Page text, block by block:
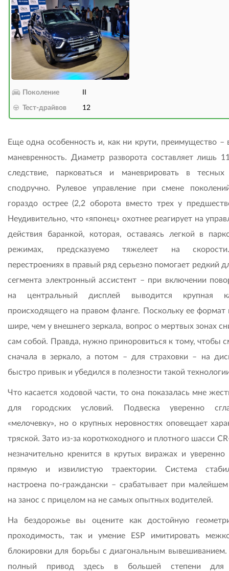
Поколение
Тест-драйвов 12
Еще одна особенность и, как ни крути, преимущество –
маневренность. Диаметр разворота составляет лишь
следствие, парковаться и маневрировать в тесных
сподручно. Рулевое управление при смене
гораздо острее (2,2 оборота вместо трех у
Неудивительно, что «японец» охотнее реагирует на
действия баранкой, которая, оставаясь легкой в
режимах, предсказуемо тяжелеет на
перестроениях в правый ряд серьезно помогает редкий
сегмента электронный ассистент – при включении
на центральный дисплей выводится крупная
происходящего на правом фланге. Поскольку ее формат
шире, чем у внешнего зеркала, вопрос о мертвых зонах
сам собой. Правда, нужно приноровиться к тому, чтобы
сначала в зеркало, а потом – для страховки – на
быстро привык и убедился в полезности такой
Что касается ходовой части, то она показалась мне
для городских условий. Подвеска уверенно
«мелочевку», но о крупных неровностях оповещает
тряской. Зато из-за короткоходного и плотного шасси
незначительно кренится в крутых виражах и
прямую и извилистую траектории. Система
настроена по-граждански – срабатывает при
на занос с прицелом на не самых опытных водителей.
На бездорожье вы оцените как достойную
проходимость, так и умение ESP имитировать
блокировки для борьбы с диагональным
полный привод здесь в большей степени для